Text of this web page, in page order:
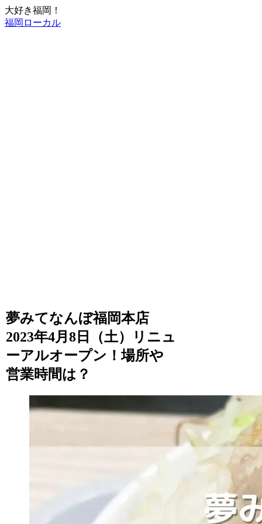
大好き福岡！
福岡ローカル
夢みてなんぼ福岡本店
2023年4月8日（土）リニュ
ーアルオープン！場所や
営業時間は？